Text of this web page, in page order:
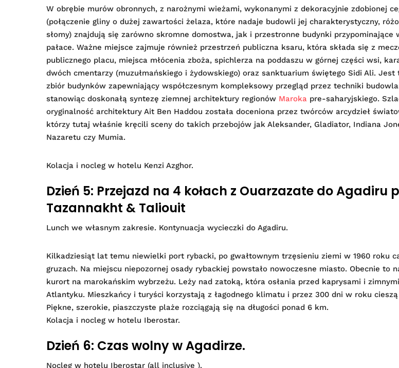
W obrębie murów obronnych, z narożnymi wieżami, wykonanymi z dekoracyjnie zdobionej
(połączenie gliny o dużej zawartości żelaza, które nadaje budowli jej charakterystyczny,
słomy) znajdują się zarówno skromne domostwa, jak i przestronne budynki przypominające
pałace. Ważne miejsce zajmuje również przestrzeń publiczna ksaru, która składa się z
publicznego placu, miejsca młócenia zboża, spichlerza na poddaszu w górnej części wsi,
dwóch cmentarzy (muzułmańskiego i żydowskiego) oraz sanktuarium świętego Sidi Ali.
zbiór budynków zapewniający współczesnym kompleksowy przegląd przez techniki
stanowiąc doskonałą syntezę ziemnej architektury regionów Maroka pre-saharyjskiego.
oryginalność architektury Ait Ben Haddou została doceniona przez twórców arcydzieł
którzy tutaj właśnie kręcili sceny do takich przebojów jak Aleksander, Gladiator, Indiana
Nazaretu czy Mumia.
Kolacja i nocleg w hotelu Kenzi Azghor.
Dzień 5: Przejazd na 4 kołach z Ouarzazate do Agadiru
Tazannakht & Taliouit
Lunch we własnym zakresie. Kontynuacja wycieczki do Agadiru.
Kilkadziesiąt lat temu niewielki port rybacki, po gwałtownym trzęsieniu ziemi w 1960 roku
gruzach. Na miejscu niepozornej osady rybackiej powstało nowoczesne miasto. Obecnie to
kurort na marokańskim wybrzeżu. Leży nad zatoką, która osłania przed kaprysami i
Atlantyku. Mieszkańcy i turyści korzystają z łagodnego klimatu i przez 300 dni w roku cieszą
Piękne, szerokie, piaszczyste plaże rozciągają się na długości ponad 6 km.
Kolacja i nocleg w hotelu Iberostar.
Dzień 6: Czas wolny w Agadirze.
Nocleg w hotelu Iberostar (all inclusive ).